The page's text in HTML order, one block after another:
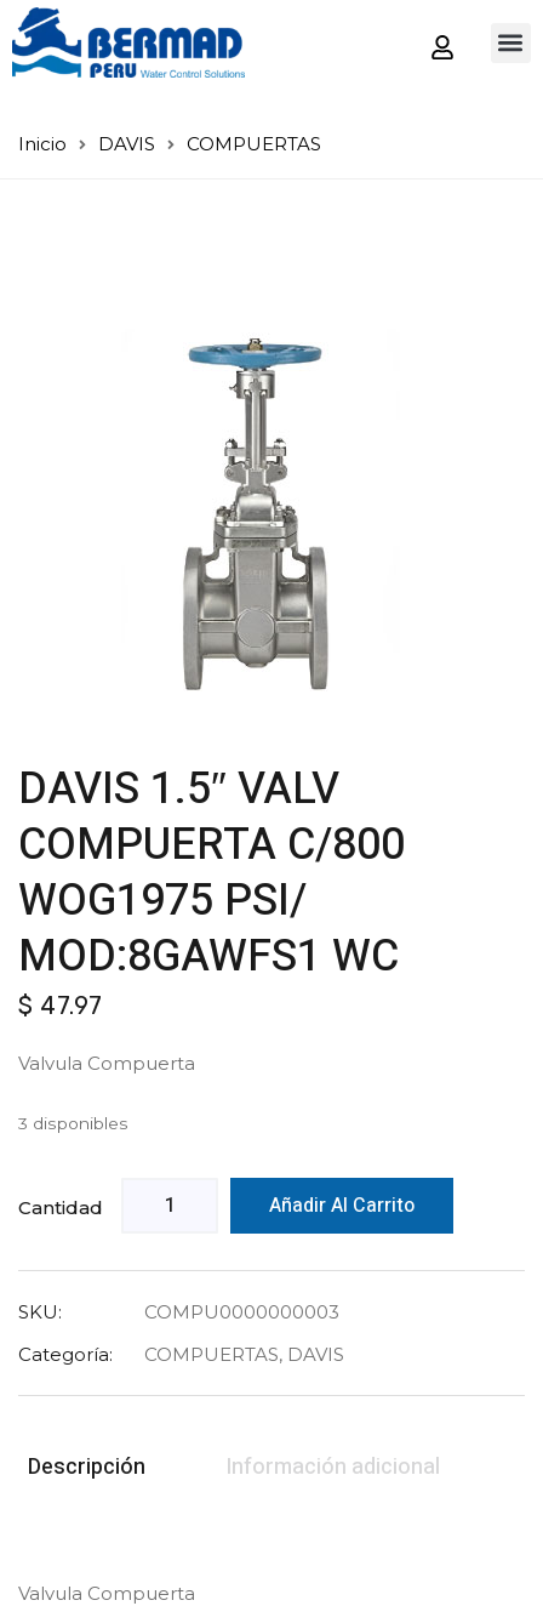
Inicio DAVIS COMPUERTAS
DAVIS 1.5″ VALV
COMPUERTA C/800
WOG1975 PSI/
MOD:8GAWFS1 WC
$ 47.97
Valvula Compuerta
3 disponibles
Cantidad Añadir Al Carrito
SKU:
COMPU0000000003
Categoría:
COMPUERTAS, DAVIS
Descripción Información adicional
Valvula Compuerta